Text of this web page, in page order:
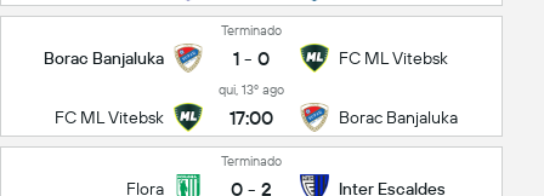
Borac Banjaluka
Terminado
1 - 0 FC ML Vitebsk
FC ML Vitebsk
qui, 13º ago
17:00 Borac Banjaluka
Flora
Terminado
0 - 2 Inter Escaldes